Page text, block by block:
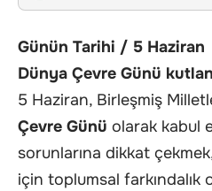
Günün Tarihi / 5 Haziran
Dünya Çevre Günü
5 Haziran, Birleşmiş
Çevre Günü olarak kabul
sorunlarına dikkat
için toplumsal farkındalık